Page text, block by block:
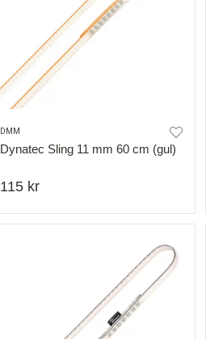
DMM
Dynatec Sling 11 mm 60 cm (gul)
115 kr